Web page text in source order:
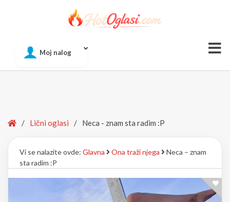
Moj nalog
Home
/ Lični oglasi / Neca - znam sta radim :P
Vi se nalazite ovde: Glavna Ona traži njega
Neca – znam
sta radim :P